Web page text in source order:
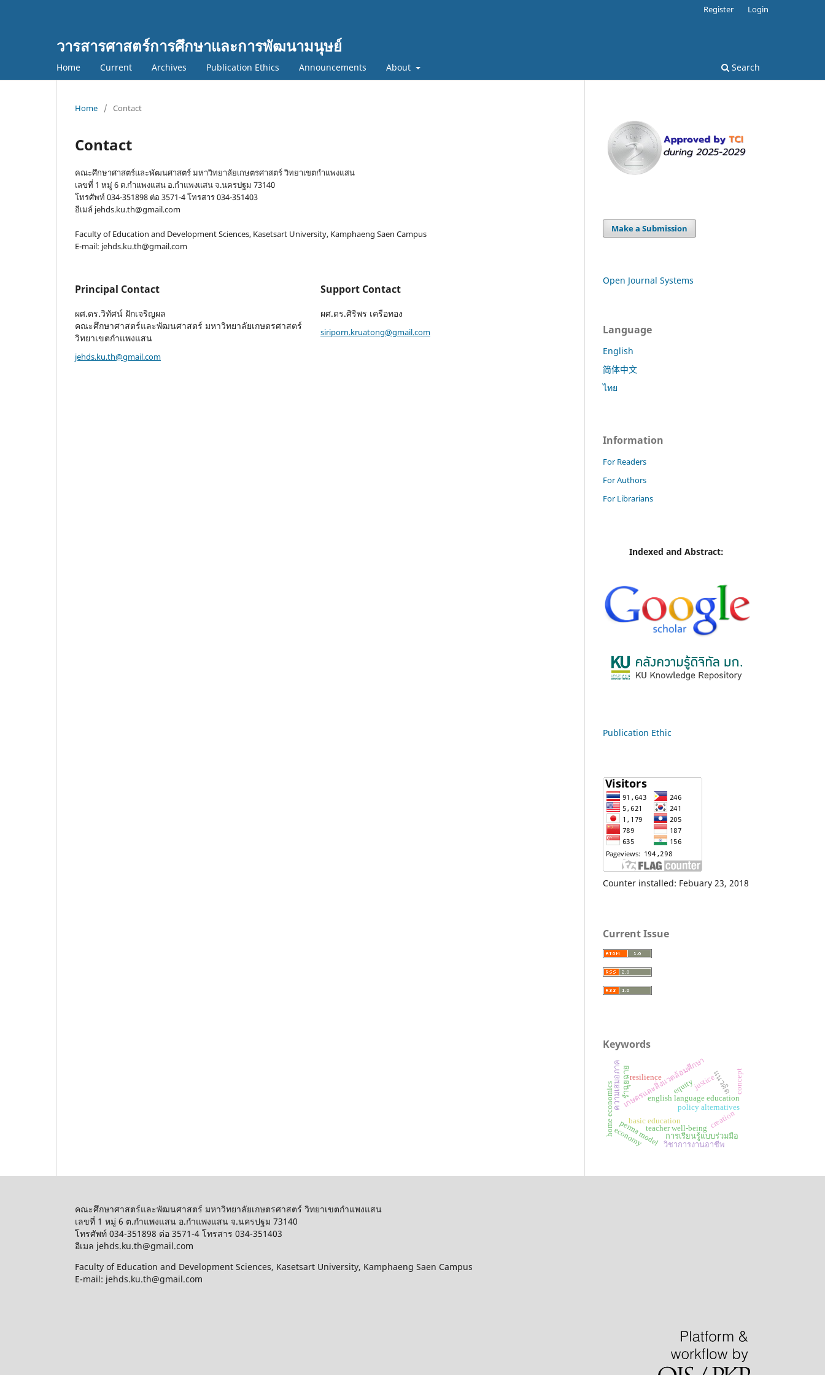
วารสารศาสตร์การศึกษาและการพัฒนามนุษย์
Home Current Archives Publication Ethics Announcements About Search
Register Login
Home / Contact
Contact
คณะศึกษาศาสตร์และพัฒนศาสตร์ มหาวิทยาลัยเกษตรศาสตร์ วิทยาเขตกำแพงแสน
เลขที่ 1 หมู่ 6 ต.กำแพงแสน อ.กำแพงแสน จ.นครปฐม 73140
โทรศัพท์ 034-351898 ต่อ 3571-4 โทรสาร 034-351403
อีเมล์ jehds.ku.th@gmail.com
Faculty of Education and Development Sciences, Kasetsart University, Kamphaeng Saen Campus
E-mail: jehds.ku.th@gmail.com
Principal Contact
ผศ.ดร.วิทัศน์ ฝักเจริญผล
คณะศึกษาศาสตร์และพัฒนศาสตร์ มหาวิทยาลัยเกษตรศาสตร์
วิทยาเขตกำแพงแสน
jehds.ku.th@gmail.com
Support Contact
ผศ.ดร.ศิริพร เครือทอง
siriporn.kruatong@gmail.com
Make a Submission
Open Journal Systems
Language
English
简体中文
ไทย
Information
For Readers
For Authors
For Librarians
Indexed and Abstract:
Publication Ethic
Counter installed: Febuary 23, 2018
Current Issue
Keywords
เกษตรและสิ่งแวดล้อมศึกษา
resilience
policy alternatives
english language education
basic education
equityjustice
teacher well-being
ความเสมอภาค
perma model การเรียนรู้แบบร่วมมือ
วิชาการงานอาชีพ
home economics แนวคิด
รำฉุยฉาย concept
creation
economy
คณะศึกษาศาสตร์และพัฒนศาสตร์ มหาวิทยาลัยเกษตรศาสตร์ วิทยาเขตกำแพงแสน
เลขที่ 1 หมู่ 6 ต.กำแพงแสน อ.กำแพงแสน จ.นครปฐม 73140
โทรศัพท์ 034-351898 ต่อ 3571-4 โทรสาร 034-351403
อีเมล jehds.ku.th@gmail.com
Faculty of Education and Development Sciences, Kasetsart University, Kamphaeng Saen Campus
E-mail: jehds.ku.th@gmail.com